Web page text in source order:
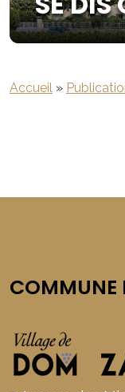
Accueil »
COMMUNE